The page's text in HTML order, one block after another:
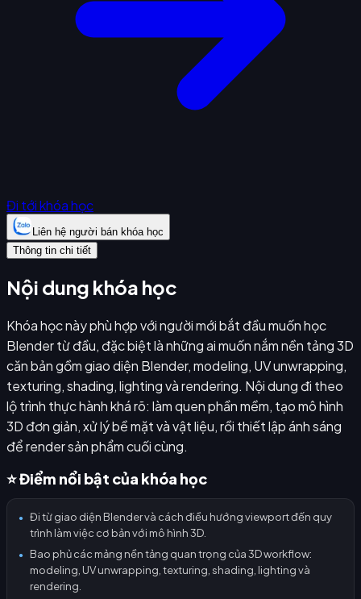
Đi tới khóa học
Liên hệ người bán khóa học
Thông tin chi tiết
Nội dung khóa học
Khóa học này phù hợp với người mới bắt đầu muốn học
Blender từ đầu, đặc biệt là những ai muốn nắm nền tảng 3D
căn bản gồm giao diện Blender, modeling, UV unwrapping,
texturing, shading, lighting và rendering. Nội dung đi theo
lộ trình thực hành khá rõ: làm quen phần mềm, tạo mô hình
3D đơn giản, xử lý bề mặt và vật liệu, rồi thiết lập ánh sáng
để render sản phẩm cuối cùng.
⭐ Điểm nổi bật của khóa học
●
Đi từ giao diện Blender và cách điều hướng viewport đến quy
trình làm việc cơ bản với mô hình 3D.
●
Bao phủ các mảng nền tảng quan trọng của 3D workflow:
modeling, UV unwrapping, texturing, shading, lighting và
rendering.